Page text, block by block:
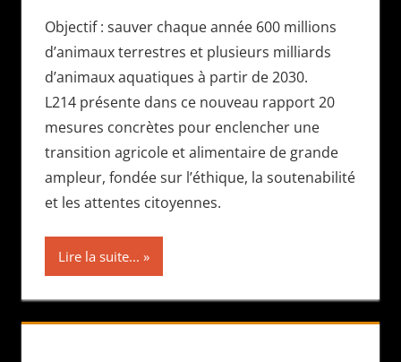
Objectif : sauver chaque année 600 millions
d’animaux terrestres et plusieurs milliards
d’animaux aquatiques à partir de 2030.
L214 présente dans ce nouveau rapport 20
mesures concrètes pour enclencher une
transition agricole et alimentaire de grande
ampleur, fondée sur l’éthique, la soutenabilité
et les attentes citoyennes.
Lire la suite...